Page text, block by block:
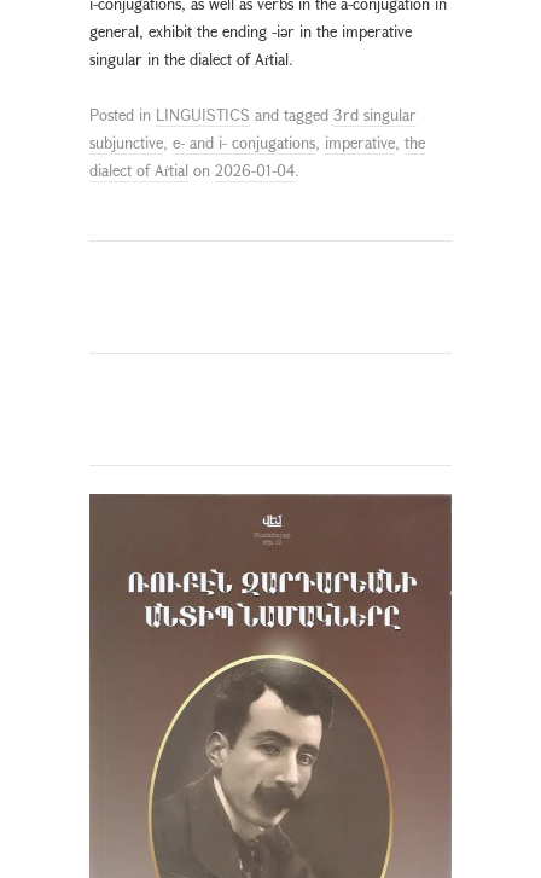
general, exhibit the ending -iәr in the imperative
singular in the dialect of Aṙtial.
Posted in LINGUISTICS and tagged 3rd singular
subjunctive, e- and i- conjugations, imperative, the
dialect of Aṙtial on 2026-01-04.